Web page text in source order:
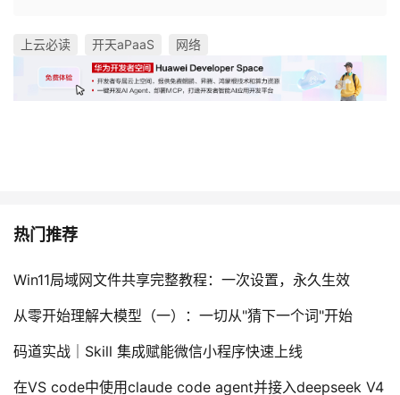
上云必读 开天aPaaS 网络
热门推荐
Win11局域网文件共享完整教程：一次设置，永久生效
从零开始理解大模型（一）：一切从"猜下一个词"开始
码道实战｜Skill 集成赋能微信小程序快速上线
在VS code中使用claude code agent并接入deepseek V4